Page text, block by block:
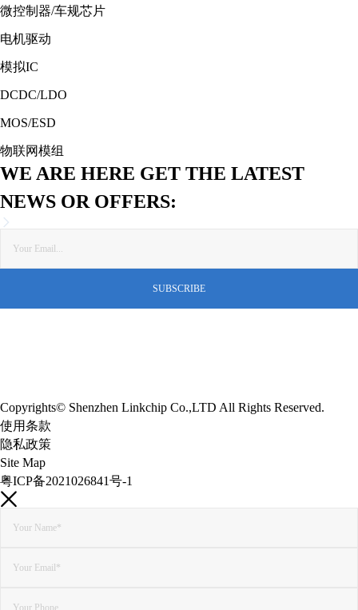
微控制器/车规芯片
电机驱动
模拟IC
DCDC/LDO
MOS/ESD
物联网模组
WE ARE HERE GET THE LATEST
NEWS OR OFFERS:
Copyrights© Shenzhen Linkchip Co.,LTD All Rights Reserved.
使用条款
隐私政策
Site Map
粤ICP备2021026841号-1